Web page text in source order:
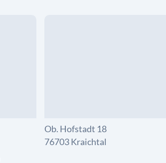
Ob. Hofstadt 18
76703 Kraichtal